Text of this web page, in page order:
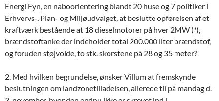
Energi Fyn, en naboorientering blandt 20 huse og 7 politiker i
Erhvervs-, Plan- og Miljøudvalget, at beslutte opførelsen af et
kraftværk bestående at 18 dieselmotorer på hver 2MW (*),
brændstoftanke der indeholder total 200.000 liter brændstof,
og foruden støjvolde, to stk. skorstene på 28 og 35 meter?
2. Med hvilken begrundelse, ønsker Villum at fremskynde
beslutningen om landzonetilladelsen, allerede til på mandag d.